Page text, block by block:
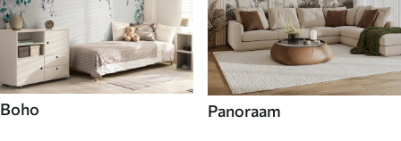
Boho Panoraam